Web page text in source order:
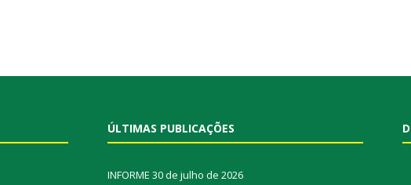
ÚLTIMAS PUBLICAÇÕES
INFORME 30 de julho de 2026